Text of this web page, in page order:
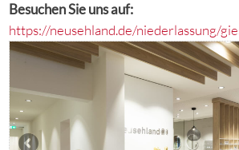
Besuchen Sie uns auf:
https://neusehland.de/niederlassung/